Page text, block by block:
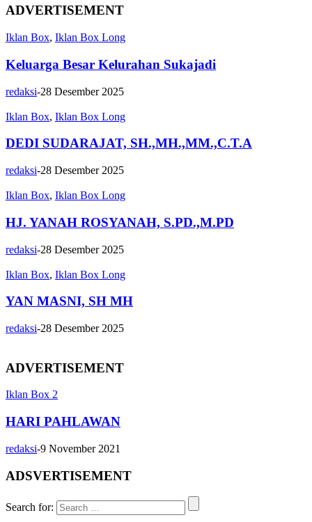
ADVERTISEMENT
Iklan Box, Iklan Box Long
Keluarga Besar Kelurahan Sukajadi
redaksi-28 Desember 2025
Iklan Box, Iklan Box Long
DEDI SUDARAJAT, SH.,MH.,MM.,C.T.A
redaksi-28 Desember 2025
Iklan Box, Iklan Box Long
HJ. YANAH ROSYANAH, S.PD.,M.PD
redaksi-28 Desember 2025
Iklan Box, Iklan Box Long
YAN MASNI, SH MH
redaksi-28 Desember 2025
ADVERTISEMENT
Iklan Box 2
HARI PAHLAWAN
redaksi-9 November 2021
ADSVERTISEMENT
Search for: